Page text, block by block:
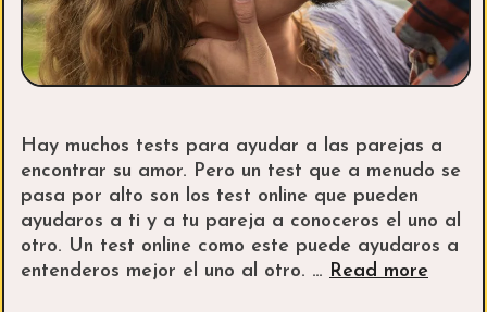
Hay muchos tests para ayudar a las parejas a
encontrar su amor. Pero un test que a menudo se
pasa por alto son los test online que pueden
ayudaros a ti y a tu pareja a conoceros el uno al
otro. Un test online como este puede ayudaros a
entenderos mejor el uno al otro. … Read moreLos